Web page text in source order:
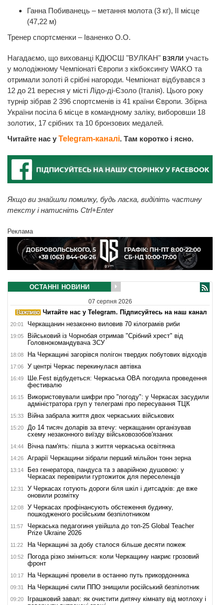
Ганна Побиванець – метання молота (3 кг), ІІ місце
(47,22 м)
Тренер спортсменки – Іваненко О.О.
Нагадаємо, що вихованці КДЮСШ "ВУЛКАН" взяли участь
у молодіжному Чемпіонаті Європи з кікбоксингу WAKO та
отримали золоті й срібні нагороди. Чемпіонат відбувався з
12 до 21 вересня у місті Лідо-ді-Єзоло (Італія). Цього року
турнір зібрав 2 396 спортсменів із 41 країни Європи. Збірна
України посіла 6 місце в командному заліку, виборовши 18
золотих, 17 срібних та 10 бронзових медалей.
Читайте нас у Telegram-каналі. Там коротко і ясно.
Якщо ви знайшли помилку, будь ласка, виділіть частину
тексту і натисніть Ctrl+Enter
Реклама
ОСТАННІ НОВИНИ
07 серпня 2026
Читайте нас у Telegram. Підписуйтесь на наш канал
20:01 Черкащанин незаконно виловив 70 кілограмів риби
19:05
Військовий із Чорнобая отримав "Срібний хрест" від
Головнокомандувача ЗСУ
18:08 На Черкащині загорівся полігон твердих побутових відходів
17:06 У центрі Черкас перекинулася автівка
16:49
Ше.Fest відбудеться: Черкаська ОВА погодила проведення
фестивалю
16:15
Використовували шифри про "погоду": у Черкасах засудили
адміністратора груп у телеграмі про пересування ТЦК
15:33 Війна забрала життя двох черкаських військових
15:20
До 14 тисяч доларів за втечу: черкащанин організував
схему незаконного виїзду військовозобов'язаних
14:44 Вічна пам'ять: пішла з життя черкаська освітянка
14:26 Аграрії Черкащини зібрали перший мільйон тонн зерна
13:14
Без генератора, пандуса та з аварійною душовою: у
Черкасах перевірили гуртожиток для переселенців
12:31
У Черкасах готують дороги біля шкіл і дитсадків: де вже
оновили розмітку
12:08
У Черкасах профінансують обстеження будинку,
пошкодженого російським безпілотником
11:57
Черкаська педагогиня увійшла до топ-25 Global Teacher
Prize Ukraine 2026
11:22 На Черкащині за добу сталося більше десяти пожеж
10:52
Погода різко зміниться: коли Черкащину накриє грозовий
фронт
10:17 На Черкащині провели в останню путь прикордонника
09:31 На Черкащині сили ППО знищили російський безпілотник
09:20
Іграшковий завал: як очистити дитячу кімнату від мотлоху і